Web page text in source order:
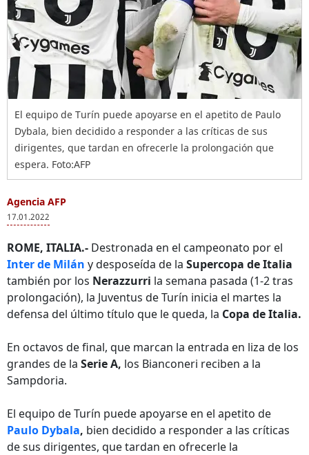
El equipo de Turín puede apoyarse en el apetito de Paulo
Dybala, bien decidido a responder a las críticas de sus
dirigentes, que tardan en ofrecerle la prolongación que
espera. Foto:AFP
Agencia AFP
17.01.2022
ROME, ITALIA.- Destronada en el campeonato por el
Inter de Milán y desposeída de la Supercopa de Italia
también por los Nerazzurri la semana pasada (1-2 tras
prolongación), la Juventus de Turín inicia el martes la
defensa del último título que le queda, la Copa de Italia.
En octavos de final, que marcan la entrada en liza de los
grandes de la Serie A, los Bianconeri reciben a la
Sampdoria.
El equipo de Turín puede apoyarse en el apetito de
Paulo Dybala, bien decidido a responder a las críticas
de sus dirigentes, que tardan en ofrecerle la